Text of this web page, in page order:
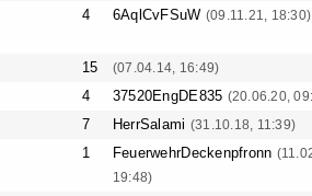
4 6AqlCvFSuW (09.11.21, 18:30)
15 (07.04.14, 16:49)
4 37520EngDE835 (20.06.20,
7 HerrSalami (31.10.18, 11:39)
1 FeuerwehrDeckenpfronn
19:48)